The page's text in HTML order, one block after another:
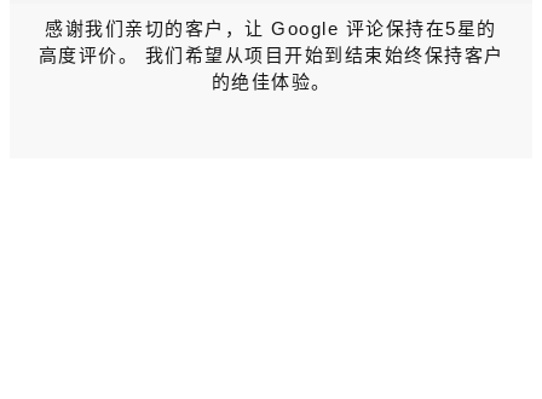
感谢我们亲切的客户，让 Google 评论保持在5星的
高度评价。 我们希望从项目开始到结束始终保持客户
的绝佳体验。